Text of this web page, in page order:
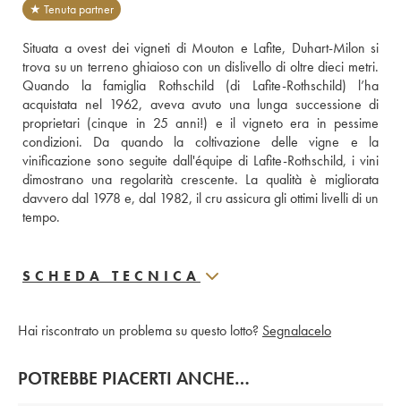
★ Tenuta partner
Situata a ovest dei vigneti di Mouton e Lafite, Duhart-Milon si
trova su un terreno ghiaioso con un dislivello di oltre dieci metri.
Quando la famiglia Rothschild (di Lafite-Rothschild) l’ha
acquistata nel 1962, aveva avuto una lunga successione di
proprietari (cinque in 25 anni!) e il vigneto era in pessime
condizioni. Da quando la coltivazione delle vigne e la
vinificazione sono seguite dall'équipe di Lafite-Rothschild, i vini
dimostrano una regolarità crescente. La qualità è migliorata
davvero dal 1978 e, dal 1982, il cru assicura gli ottimi livelli di un
tempo.
SCHEDA TECNICA
Hai riscontrato un problema su questo lotto? Segnalacelo
POTREBBE PIACERTI ANCHE…